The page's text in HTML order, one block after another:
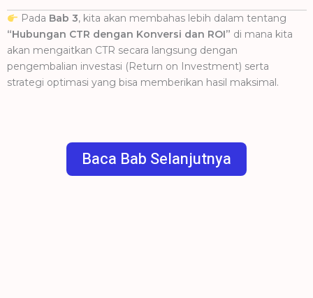
Pada Bab 3, kita akan membahas lebih dalam tentang
“Hubungan CTR dengan Konversi dan ROI” di mana kita
akan mengaitkan CTR secara langsung dengan
pengembalian investasi (Return on Investment) serta
strategi optimasi yang bisa memberikan hasil maksimal.
Baca Bab Selanjutnya